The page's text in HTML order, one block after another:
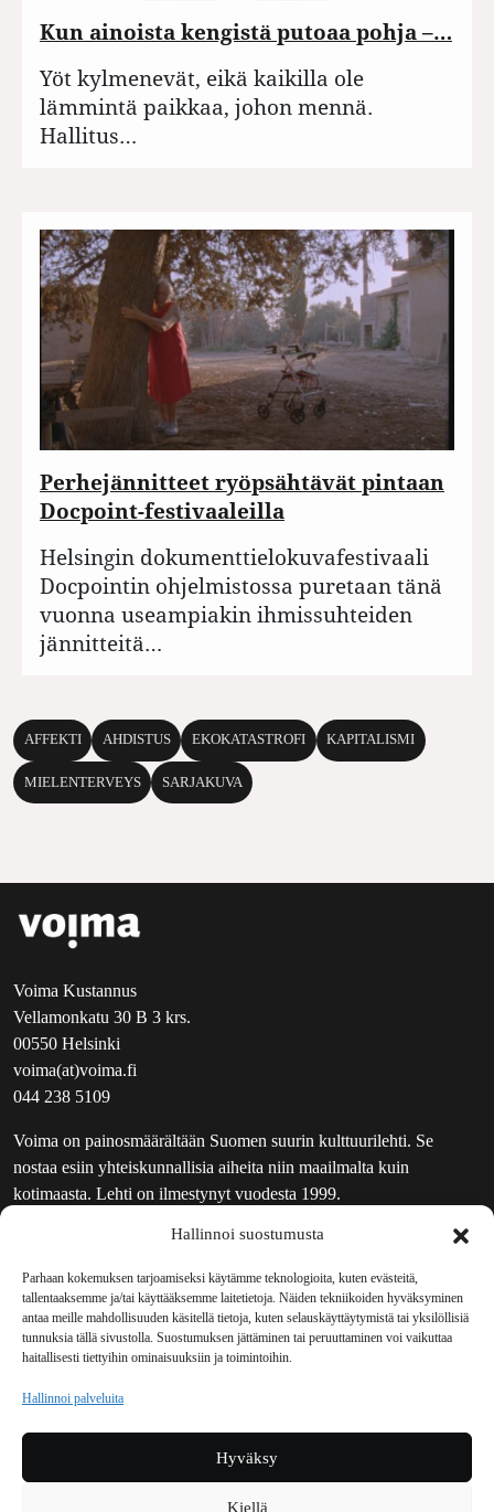
Hallinnoi suostumusta
Parhaan kokemuksen tarjoamiseksi käytämme teknologioita, kuten evästeitä,
tallentaaksemme ja/tai käyttääksemme laitetietoja. Näiden tekniikoiden hyväksyminen
antaa meille mahdollisuuden käsitellä tietoja, kuten selauskäyttäytymistä tai yksilöllisiä
tunnuksia tällä sivustolla. Suostumuksen jättäminen tai peruuttaminen voi vaikuttaa
haitallisesti tiettyihin ominaisuuksiin ja toimintoihin.
Hallinnoi palveluita
Hyväksy
Kiellä
Kun ainoista kengistä putoaa pohja –…
Yöt kylmenevät, eikä kaikilla ole
lämmintä paikkaa, johon mennä.
Hallitus…
Perhejännitteet ryöpsähtävät pintaan
Docpoint-festivaaleilla
Helsingin dokumenttielokuvafestivaali
Docpointin ohjelmistossa puretaan tänä
vuonna useampiakin ihmissuhteiden
jännitteitä…
AFFEKTI AHDISTUS EKOKATASTROFI KAPITALISMI
MIELENTERVEYS SARJAKUVA
Voima Kustannus
Vellamonkatu 30 B 3 krs.
00550 Helsinki
voima(at)voima.fi
044 238 5109
Voima on painosmäärältään Suomen suurin kulttuurilehti. Se
nostaa esiin yhteiskunnallisia aiheita niin maailmalta kuin
kotimaasta. Lehti on ilmestynyt vuodesta 1999.
UUTISKIRJE
MAINOSTAJILLE
VASTAMAINOKSET
JAKELUPAIKAT
REKISTERISELOSTE
TILAUKSEN PERUUTUSPYYNTÖ
TILAUSOHJEET JA -EHDOT